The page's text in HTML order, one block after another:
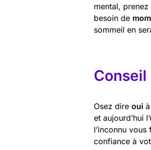
mental,
besoin de
sommeil en
Osez dire oui
et aujourd’hui
l’inconnu
confiance à